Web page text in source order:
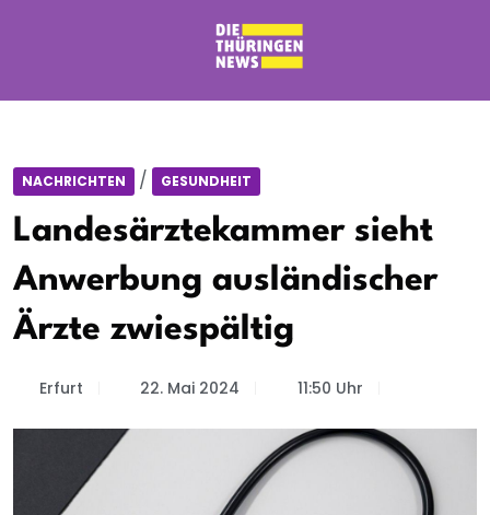
NACHRICHTEN / GESUNDHEIT
Landesärztekammer sieht
Anwerbung ausländischer
Ärzte zwiespältig
Erfurt 22. Mai 2024 11:50 Uhr